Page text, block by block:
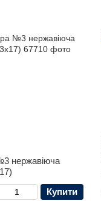
нержавіюча
Купити